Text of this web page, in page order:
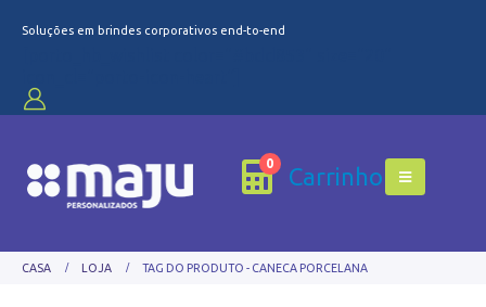
Soluções em brindes corporativos end-to-end
0 Carrinho
CASA LOJA TAG DO PRODUTO - CANECA PORCELANA